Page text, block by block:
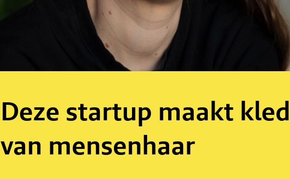
Deze startup maakt
van mensenhaar